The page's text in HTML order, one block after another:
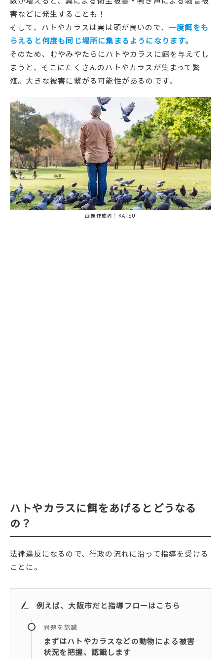
害などに発生することも！
そして、ハトやカラスは実は頭が良いので、 一度餌をも
らえると何度も同じ場所に集まるようになります。
そのため、むやみやたらにハトやカラスに餌を与えてし
まうと、そこにたくさんのハトやカラスが集まって繁
殖。大きな被害に繋がる可能性があるのです。
画像作成者：KATSU
ハトやカラスに餌をあげるとどうなる
の？
法律違反になるので、行政の流れに沿って指導を受ける
ことに。
例えば、大阪市だと指導フローはこちら
問題を認識
まずはハトやカラスなどの動物による被害
状況を把握、認識します